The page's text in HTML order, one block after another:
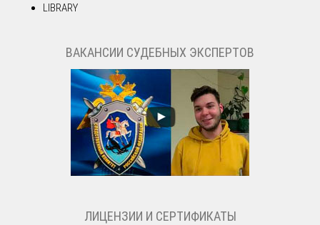
LIBRARY
ВАКАНСИИ СУДЕБНЫХ ЭКСПЕРТОВ
ЛИЦЕНЗИИ И СЕРТИФИКАТЫ